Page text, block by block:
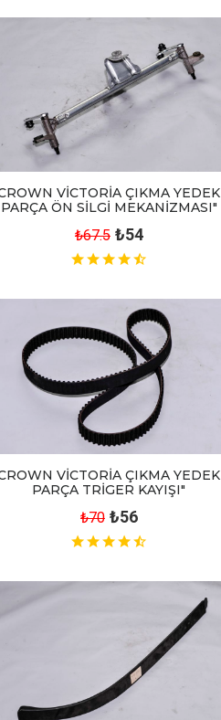
VİCTORİA ÇIKMA YEDEK
PARÇA ÖN SİLGİ MEKANİZMASI"
₺67.5 ₺54
VİCTORİA ÇIKMA YEDEK
PARÇA TRİGER KAYIŞI"
₺70 ₺56